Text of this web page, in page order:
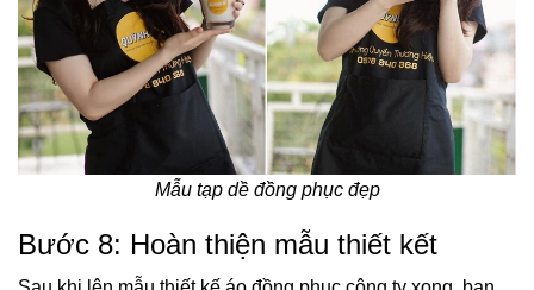
Mẫu tạp dề đồng phục đẹp
Bước 8: Hoàn thiện mẫu thiết kết